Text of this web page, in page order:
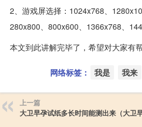
2、游戏屏选择：1024x768、
280x800、800x600、1366x768、
本文到此讲解完毕了，希望对大家有帮
网络标签： 我是 我来
上一篇
大卫早孕试纸多长时间能测出来（大卫